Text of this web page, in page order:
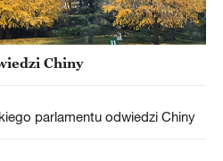
Chiny
parlamentu odwiedzi Chiny